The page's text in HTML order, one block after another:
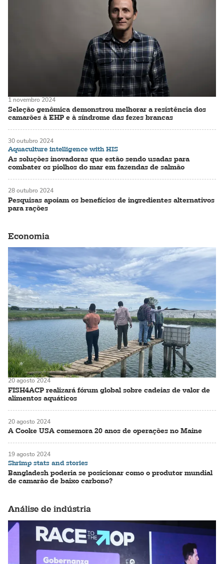
Seleção genômica demonstrou melhorar a resistência dos
camarões à EHP e à síndrome das fezes brancas
1 novembro 2024
Aquaculture intelligence with HIS
As soluções inovadoras que estão sendo usadas para
combater os piolhos do mar em fazendas de salmão
30 outubro 2024
Pesquisas apoiam os benefícios de ingredientes alternativos
para rações
28 outubro 2024
Economia
FISH4ACP realizará fórum global sobre cadeias de valor de
alimentos aquáticos
20 agosto 2024
A Cooke USA comemora 20 anos de operações no Maine
20 agosto 2024
Shrimp stats and stories
Bangladesh poderia se posicionar como o produtor mundial
de camarão de baixo carbono?
19 agosto 2024
Análise de indústria